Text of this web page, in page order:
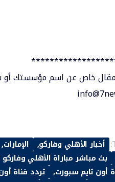
خاص عن اسم مؤسستك أو
أخبار الأهلي وفاركو الإمارات
بث مباشر مباراة الأهلي وفاركو
أون تايم سبورت
تردد قناة